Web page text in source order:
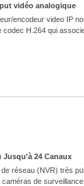
vidéo analogique
encodeur video IP
codec H.264 qui
Jusqu'à 24 Canaux
réseau (NVR) très
de